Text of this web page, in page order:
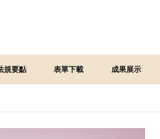
規要點 表單下載 成果展示